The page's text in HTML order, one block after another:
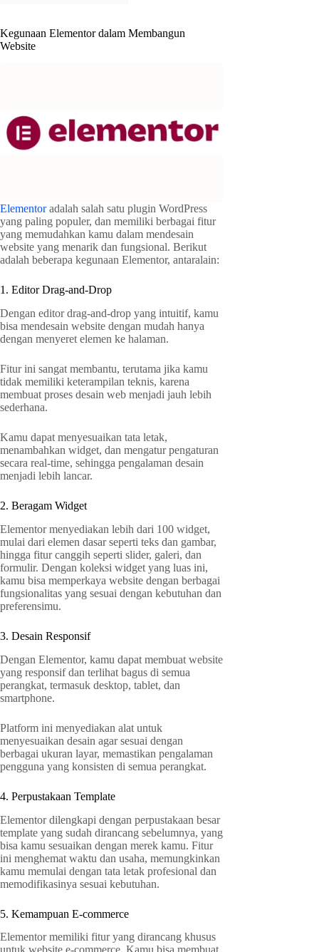
Kegunaan Elementor dalam Membangun
Website
Elementoradalah salah satu plugin WordPress
yang paling populer, dan memiliki berbagai fitur
yang memudahkan kamu dalam mendesain
website yang menarik dan fungsional. Berikut
adalah beberapa kegunaan Elementor, antaralain:
1. Editor Drag-and-Drop
Dengan editor drag-and-drop yang intuitif, kamu
bisa mendesain website dengan mudah hanya
dengan menyeret elemen ke halaman.
Fitur ini sangat membantu, terutama jika kamu
tidak memiliki keterampilan teknis, karena
membuat proses desain web menjadi jauh lebih
sederhana.
Kamu dapat menyesuaikan tata letak,
menambahkan widget, dan mengatur pengaturan
secara real-time, sehingga pengalaman desain
menjadi lebih lancar.
2. Beragam Widget
Elementor menyediakan lebih dari 100 widget,
mulai dari elemen dasar seperti teks dan gambar,
hingga fitur canggih seperti slider, galeri, dan
formulir. Dengan koleksi widget yang luas ini,
kamu bisa memperkaya website dengan berbagai
fungsionalitas yang sesuai dengan kebutuhan dan
preferensimu.
3. Desain Responsif
Dengan Elementor, kamu dapat membuat website
yang responsif dan terlihat bagus di semua
perangkat, termasuk desktop, tablet, dan
smartphone.
Platform ini menyediakan alat untuk
menyesuaikan desain agar sesuai dengan
berbagai ukuran layar, memastikan pengalaman
pengguna yang konsisten di semua perangkat.
4. Perpustakaan Template
Elementor dilengkapi dengan perpustakaan besar
template yang sudah dirancang sebelumnya, yang
bisa kamu sesuaikan dengan merek kamu. Fitur
ini menghemat waktu dan usaha, memungkinkan
kamu memulai dengan tata letak profesional dan
memodifikasinya sesuai kebutuhan.
5. Kemampuan E-commerce
Elementor memiliki fitur yang dirancang khusus